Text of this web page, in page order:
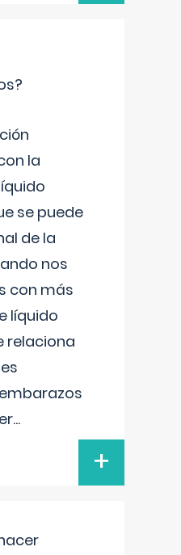
la
se puede
de la
nos
con más
líquido
relaciona
...
+